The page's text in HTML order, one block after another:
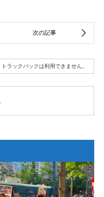
トラックバックは利用できません。